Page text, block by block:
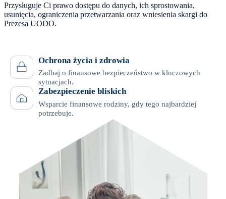
Przysługuje Ci prawo dostępu do danych, ich sprostowania,
usunięcia, ograniczenia przetwarzania oraz wniesienia skargi do
Prezesa UODO.
Ochrona życia i zdrowia
Zadbaj o finansowe bezpieczeństwo w kluczowych
sytuacjach.
Zabezpieczenie bliskich
Wsparcie finansowe rodziny, gdy tego najbardziej
potrzebuje.